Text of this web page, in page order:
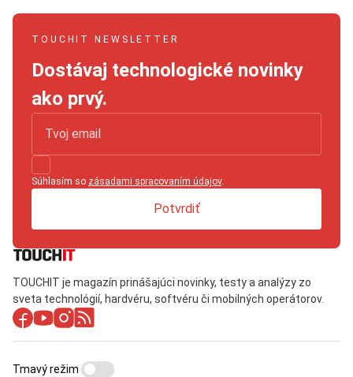
TOUCHIT NEWSLETTER
Dostávaj technologické novinky
ako prvý.
Súhlasím so zásadami spracovaním údajov.
Potvrdiť
TOUCHIT je magazín prinášajúci novinky, testy a analýzy zo
sveta technológií, hardvéru, softvéru či mobilných operátorov.
Tmavý režim